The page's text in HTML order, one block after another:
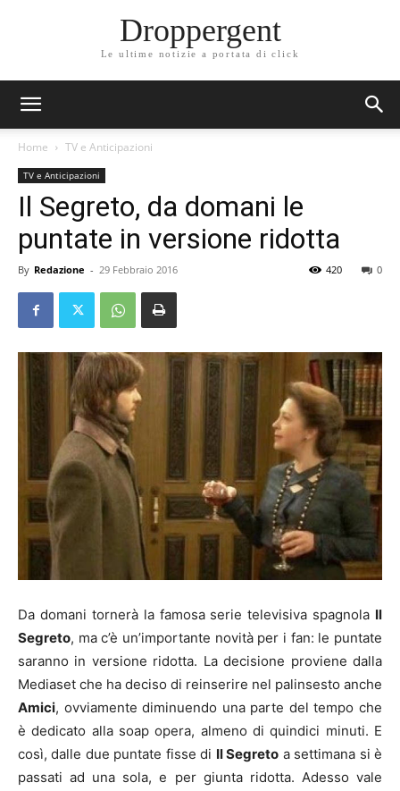
Droppergent
Le ultime notizie a portata di click
Home TV e Anticipazioni
TV e Anticipazioni
Il Segreto, da domani le
puntate in versione ridotta
By Redazione - 29 Febbraio 2016 0
420
Da domani tornerà la famosa serie televisiva spagnola Il
Segreto, ma c’è un’importante novità per i fan: le puntate
saranno in versione ridotta. La decisione proviene dalla
Mediaset che ha deciso di reinserire nel palinsesto anche
Amici, ovviamente diminuendo una parte del tempo che
è dedicato alla soap opera, almeno di quindici minuti. E
così, dalle due puntate fisse di Il Segreto a settimana si è
passati ad una sola, e per giunta ridotta. Adesso vale